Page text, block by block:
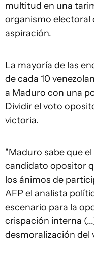
multitud en una
organismo electoral
aspiración.
La mayoría de las
de cada 10
a Maduro con una
Dividir el voto
victoria.
"Maduro sabe que
candidato opositor
los ánimos de
AFP el analista
escenario para la
crispación interna
desmoralización del